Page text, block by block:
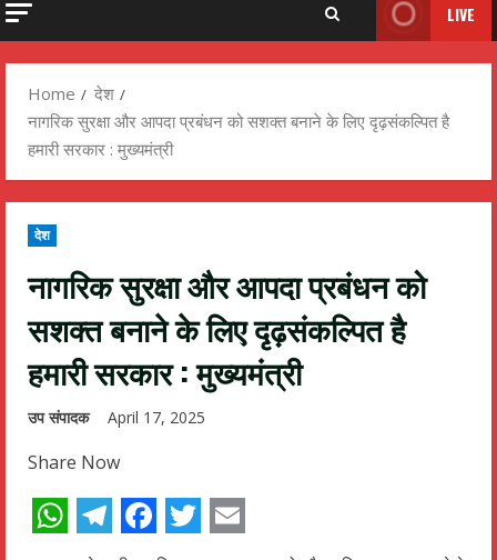
LIVE
Home
देश
नागरिक सुरक्षा और आपदा प्रबंधन को सशक्त बनाने के लिए दृढ़संकल्पित है
हमारी सरकार : मुख्यमंत्री
देश
नागरिक सुरक्षा और आपदा प्रबंधन को
सशक्त बनाने के लिए दृढ़संकल्पित है
हमारी सरकार : मुख्यमंत्री
उप संपादक April 17, 2025
Share Now
WhatsApp
Telegram
Facebook
Twitter
Email